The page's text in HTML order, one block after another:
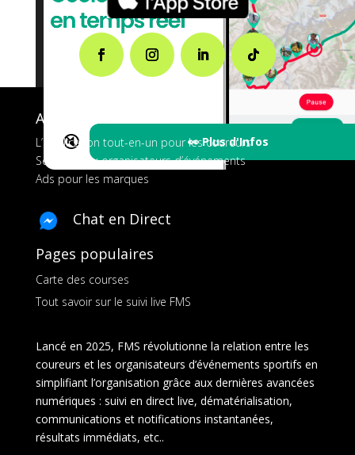
🔇 👀 Plus d'Infos
A propos de FMS
L’application tout-en-un pour les coureurs
Services aux organisateurs d’événements
Ads pour les marques
Chat en Direct
Pages populaires
Carte des courses
Tout savoir sur le suivi live FMS
Lancé en 2025, FMS révolutionne la relation entre les
coureurs et les organisateurs d’événements sportifs en
simplifiant l’organisation grâce aux dernières avancées
numériques : suivi en direct live, dématérialisation,
communications et notifications instantanées,
résultats immédiats, etc..